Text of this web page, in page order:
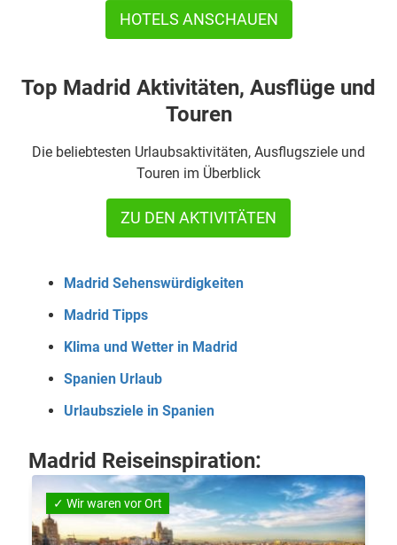
HOTELS ANSCHAUEN
Top Madrid Aktivitäten, Ausflüge und
Touren
Die beliebtesten Urlaubsaktivitäten, Ausflugsziele und
Touren im Überblick
ZU DEN AKTIVITÄTEN
Madrid Sehenswürdigkeiten
Madrid Tipps
Klima und Wetter in Madrid
Spanien Urlaub
Urlaubsziele in Spanien
Madrid Reiseinspiration:
✓ Wir waren vor Ort